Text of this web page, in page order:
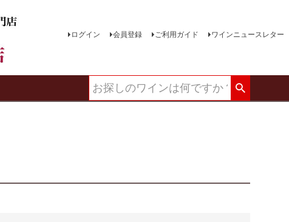
ログイン 会員登録 ご利用ガイド ワインニュースレター